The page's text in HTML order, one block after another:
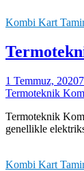
Kombi Kart
1 Temmuz, 2020
Termoteknik
Termoteknik
genellikle
Kombi Kart